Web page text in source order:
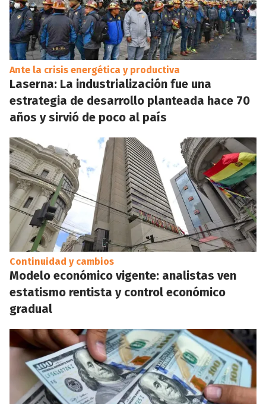
Ante la crisis energética y productiva
Laserna: La industrialización fue una
estrategia de desarrollo planteada hace 70
años y sirvió de poco al país
Continuidad y cambios
Modelo económico vigente: analistas ven
estatismo rentista y control económico
gradual